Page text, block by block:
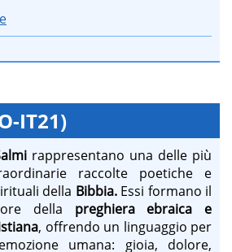
IT21)
rappresentano una delle più
raccolte poetiche e
della Bibbia.Essi formano il
della preghiera ebraica e
, offrendo un linguaggio per
umana: gioia, dolore,